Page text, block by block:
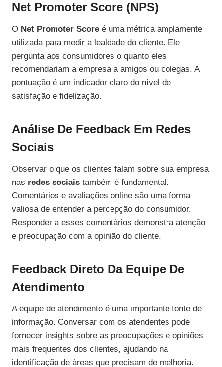
Net Promoter Score (NPS)
O Net Promoter Score é uma métrica amplamente
utilizada para medir a lealdade do cliente. Ele
pergunta aos consumidores o quanto eles
recomendariam a empresa a amigos ou colegas. A
pontuação é um indicador claro do nível de
satisfação e fidelização.
Análise De Feedback Em Redes
Sociais
Observar o que os clientes falam sobre sua empresa
nas redes sociais também é fundamental.
Comentários e avaliações online são uma forma
valiosa de entender a percepção do consumidor.
Responder a esses comentários demonstra atenção
e preocupação com a opinião do cliente.
Feedback Direto Da Equipe De
Atendimento
A equipe de atendimento é uma importante fonte de
informação. Conversar com os atendentes pode
fornecer insights sobre as preocupações e opiniões
mais frequentes dos clientes, ajudando na
identificação de áreas que precisam de melhoria.